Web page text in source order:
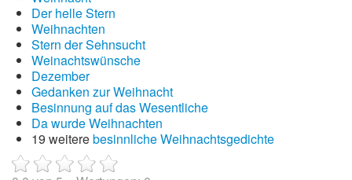
Der helle Stern
Weihnachten
Stern der Sehnsucht
Weinachtswünsche
Dezember
Gedanken zur Weihnacht
Besinnung auf das Wesentliche
Da wurde Weihnachten
19 weiterebesinnliche Weihnachtsgedichte